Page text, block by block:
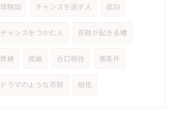
体験談 チャンスを逃す人 成功
チャンスをつかむ人 奇跡が起きる噂
良縁 成婚 合口相性 悪条件
ドラマのような奇跡 相性